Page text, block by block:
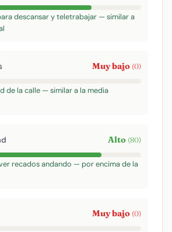
descansar y teletrabajar — similar a
Muy bajo (0)
de la calle — similar a la media
Alto (80)
recados andando — por encima de la
Muy bajo (0)